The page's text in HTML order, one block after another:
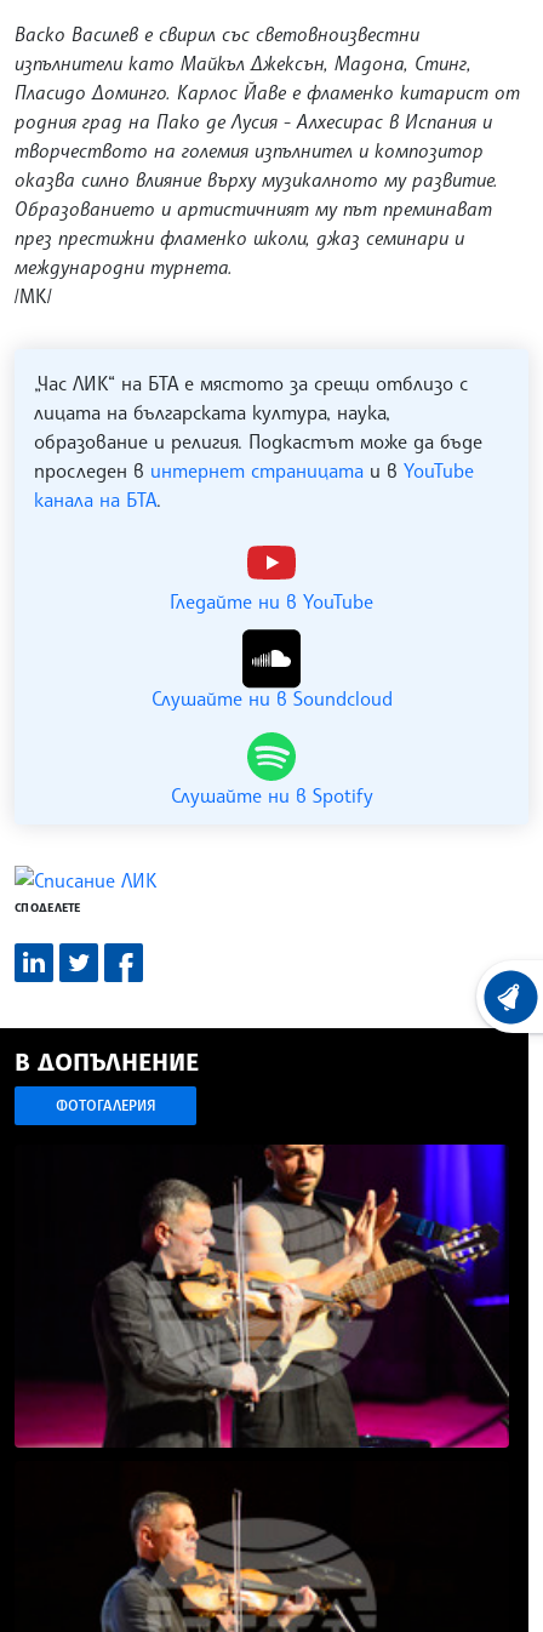
Васко Василев е свирил със световноизвестни
изпълнители като Майкъл Джексън, Мадона, Стинг,
Пласидо Доминго. Карлос Йаве е фламенко китарист от
родния град на Пако де Лусия - Алхесирас в Испания и
творчеството на големия изпълнител и композитор
оказва силно влияние върху музикалното му развитие.
Образованието и артистичният му път преминават
през престижни фламенко школи, джаз семинари и
международни турнета.
/МК/
„Час ЛИК“ на БТА е мястото за срещи отблизо с
лицата на българската култура, наука,
образование и религия. Подкастът може да бъде
проследен в интернет страницата и в YouTube
канала на БТА.
Гледайте ни в YouTube
Слушайте ни в Soundcloud
Слушайте ни в Spotify
СПОДЕЛЕТЕ
В ДОПЪЛНЕНИЕ
ФОТОГАЛЕРИЯ